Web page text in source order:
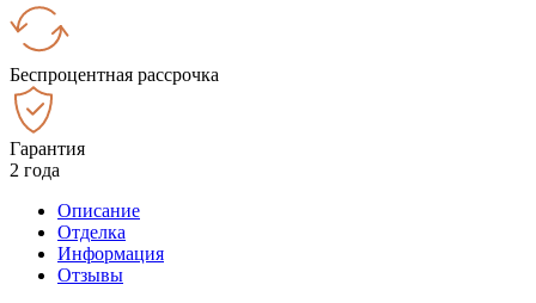
Беспроцентная рассрочка
Гарантия
2 года
Описание
Отделка
Информация
Отзывы